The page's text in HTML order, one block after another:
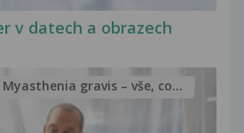
v datech a obrazech
Myasthenia gravis – vše, co...